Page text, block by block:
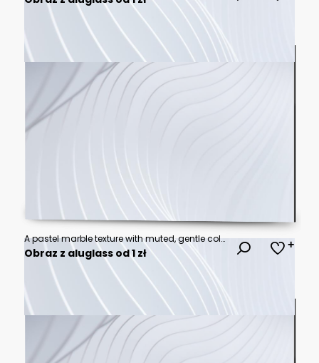
A pastel marble texture with muted, gentle colors, crafting an elegant love background Generative AI
Obraz z aluglass od 1 zł